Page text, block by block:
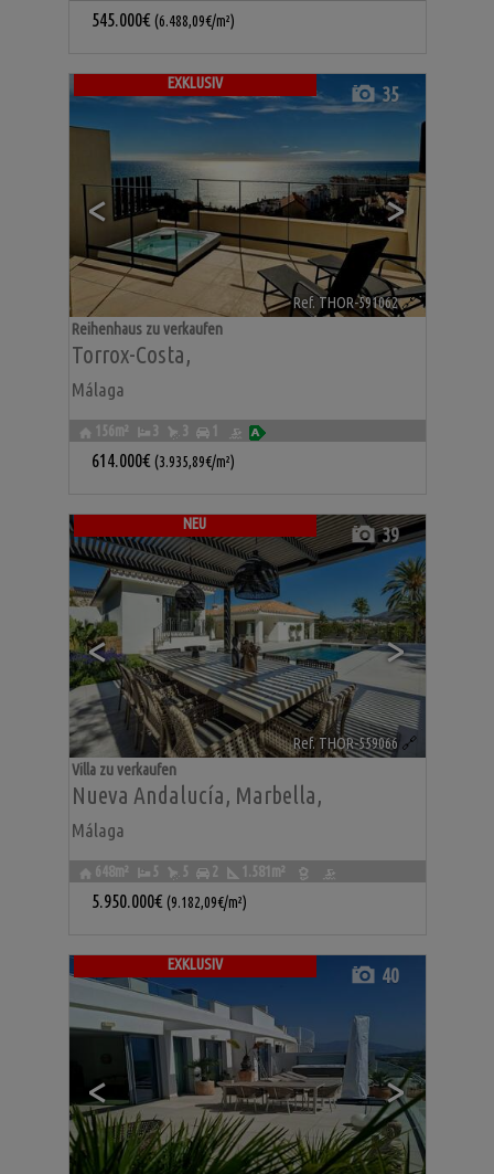
545.000€ (6.488,09€/m²)
EXKLUSIV
< >
35
Ref. THOR-591062🔗
Torrox-Costa,
Málaga
Reihenhaus zu verkaufen
156m² 3 3 1
614.000€ (3.935,89€/m²)
NEU
< >
39
Ref. THOR-559066 🔗
Nueva Andalucía, Marbella,
Málaga
Villa zu verkaufen
648m² 5 5 2 1.581m²
5.950.000€ (9.182,09€/m²)
EXKLUSIV
< >
40